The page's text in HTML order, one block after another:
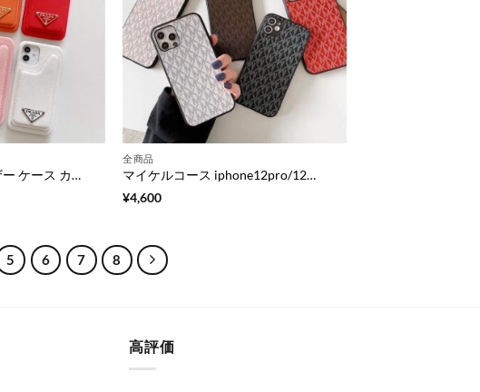
プラダ iphone12 レザー ケース カード収納 prada アイフォン12pro/11 携帯カバー パロディ iphone11pro max ケース ペア シンプル iphonexs iphoneテンアール 財布型ケース 大人可愛い
全商品
マイケルコース iphone12pro/12mini ケース mkロゴ iphone12/11pro max/xs 保護カバー カップル ブランド アイフォン11pro/xs max ケース シンプル MK iphopne10s iphoneテンアールケース 激安 安全
¥4,600
5 6 7 8
高評価